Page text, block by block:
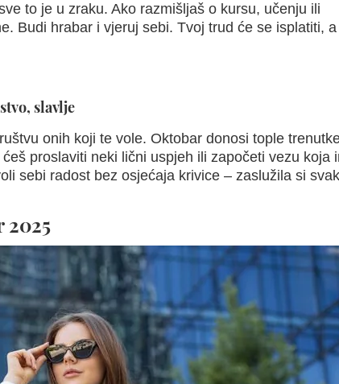
to je u zraku. Ako razmišljaš o kursu, učenju ili
Budi hrabar i vjeruj sebi. Tvoj trud će se isplatiti, a
slavlje
onih koji te vole. Oktobar donosi tople
proslaviti neki lični uspjeh ili započeti vezu koja
sebi radost bez osjećaja krivice – zaslužila si
2025